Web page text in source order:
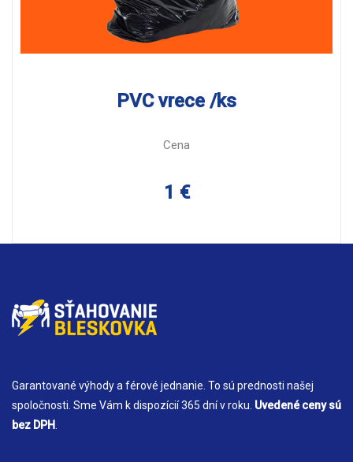
PVC vrece /ks
Cena
1 €
Garantované výhody a férové jednanie. To sú prednosti našej
spoločnosti. Sme Vám k dispozícií 365 dní v roku. Uvedené ceny sú
bez DPH